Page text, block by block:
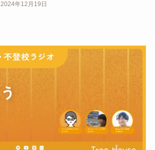
2024年12月19日